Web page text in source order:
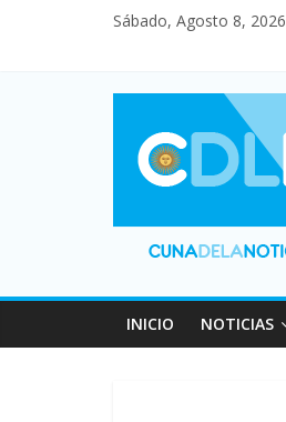
Sábado, Agosto 8, 2026
INICIO NOTICIAS